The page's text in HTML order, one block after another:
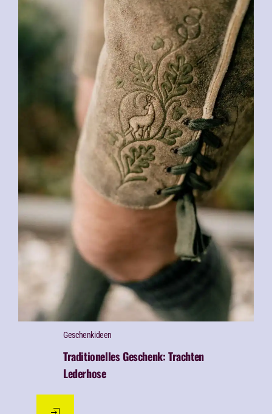
Geschenk­ideen
Traditionelles Geschenk: Trachten
Lederhose